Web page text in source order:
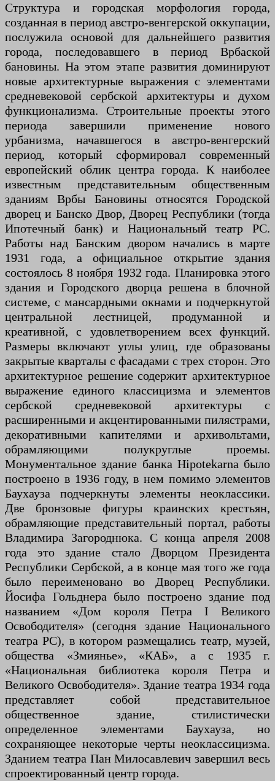
Структура и городская морфология города,
созданная в период австро-венгерской оккупации,
послужила основой для дальнейшего развития
города, последовавшего в период Врбаской
бановины. На этом этапе развития доминируют
новые архитектурные выражения с элементами
средневековой сербской архитектуры и духом
функционализма. Строительные проекты этого
периода завершили применение нового
урбанизма, начавшегося в австро-венгерский
период, который сформировал современный
европейский облик центра города. К наиболее
известным представительным общественным
зданиям Врбы Бановины относятся Городской
дворец и Банско Двор, Дворец Республики (тогда
Ипотечный банк) и Национальный театр РС.
Работы над Банским двором начались в марте
1931 года, а официальное открытие здания
состоялось 8 ноября 1932 года. Планировка этого
здания и Городского дворца решена в блочной
системе, с мансардными окнами и подчеркнутой
центральной лестницей, продуманной и
креативной, с удовлетворением всех функций.
Размеры включают углы улиц, где образованы
закрытые кварталы с фасадами с трех сторон. Это
архитектурное решение содержит архитектурное
выражение единого классицизма и элементов
сербской средневековой архитектуры с
расширенными и акцентированными пилястрами,
декоративными капителями и архивольтами,
обрамляющими полукруглые проемы.
Монументальное здание банка Hipotekarna было
построено в 1936 году, в нем помимо элементов
Баухауза подчеркнуты элементы неоклассики.
Две бронзовые фигуры краинских крестьян,
обрамляющие представительный портал, работы
Владимира Загороднюка. С конца апреля 2008
года это здание стало Дворцом Президента
Республики Сербской, а в конце мая того же года
было переименовано во Дворец Республики.
Йосифа Гольднера было построено здание под
названием «Дом короля Петра I Великого
Освободителя» (сегодня здание Национального
театра РС), в котором размещались театр, музей,
общества «Змиянье», «КАБ», а с 1935 г.
«Национальная библиотека короля Петра и
Великого Освободителя». Здание театра 1934 года
представляет собой представительное
общественное здание, стилистически
определенное элементами Баухауза, но
сохраняющее некоторые черты неоклассицизма.
Зданием театра Пан Милосавлевич завершил весь
спроектированный центр города.